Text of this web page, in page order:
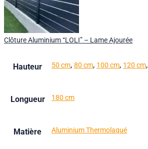
Clôture Aluminium “LOLI” – Lame Ajourée
Hauteur 50 cm, 80 cm, 100 cm, 120 cm,
Longueur 180 cm
Matière Aluminium Thermolaqué